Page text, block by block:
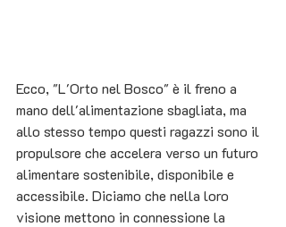
Ecco, "L'Orto nel Bosco" è il freno a
mano dell'alimentazione sbagliata, ma
allo stesso tempo questi ragazzi sono il
propulsore che accelera verso un futuro
alimentare sostenibile, disponibile e
accessibile. Diciamo che nella loro
visione mettono in connessione la